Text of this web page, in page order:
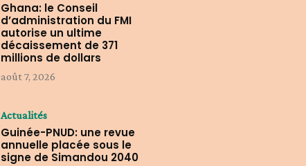
Ghana: le Conseil
d’administration du FMI
autorise un ultime
décaissement de 371
millions de dollars
août 7, 2026
Actualités
Guinée-PNUD: une revue
annuelle placée sous le
signe de Simandou 2040